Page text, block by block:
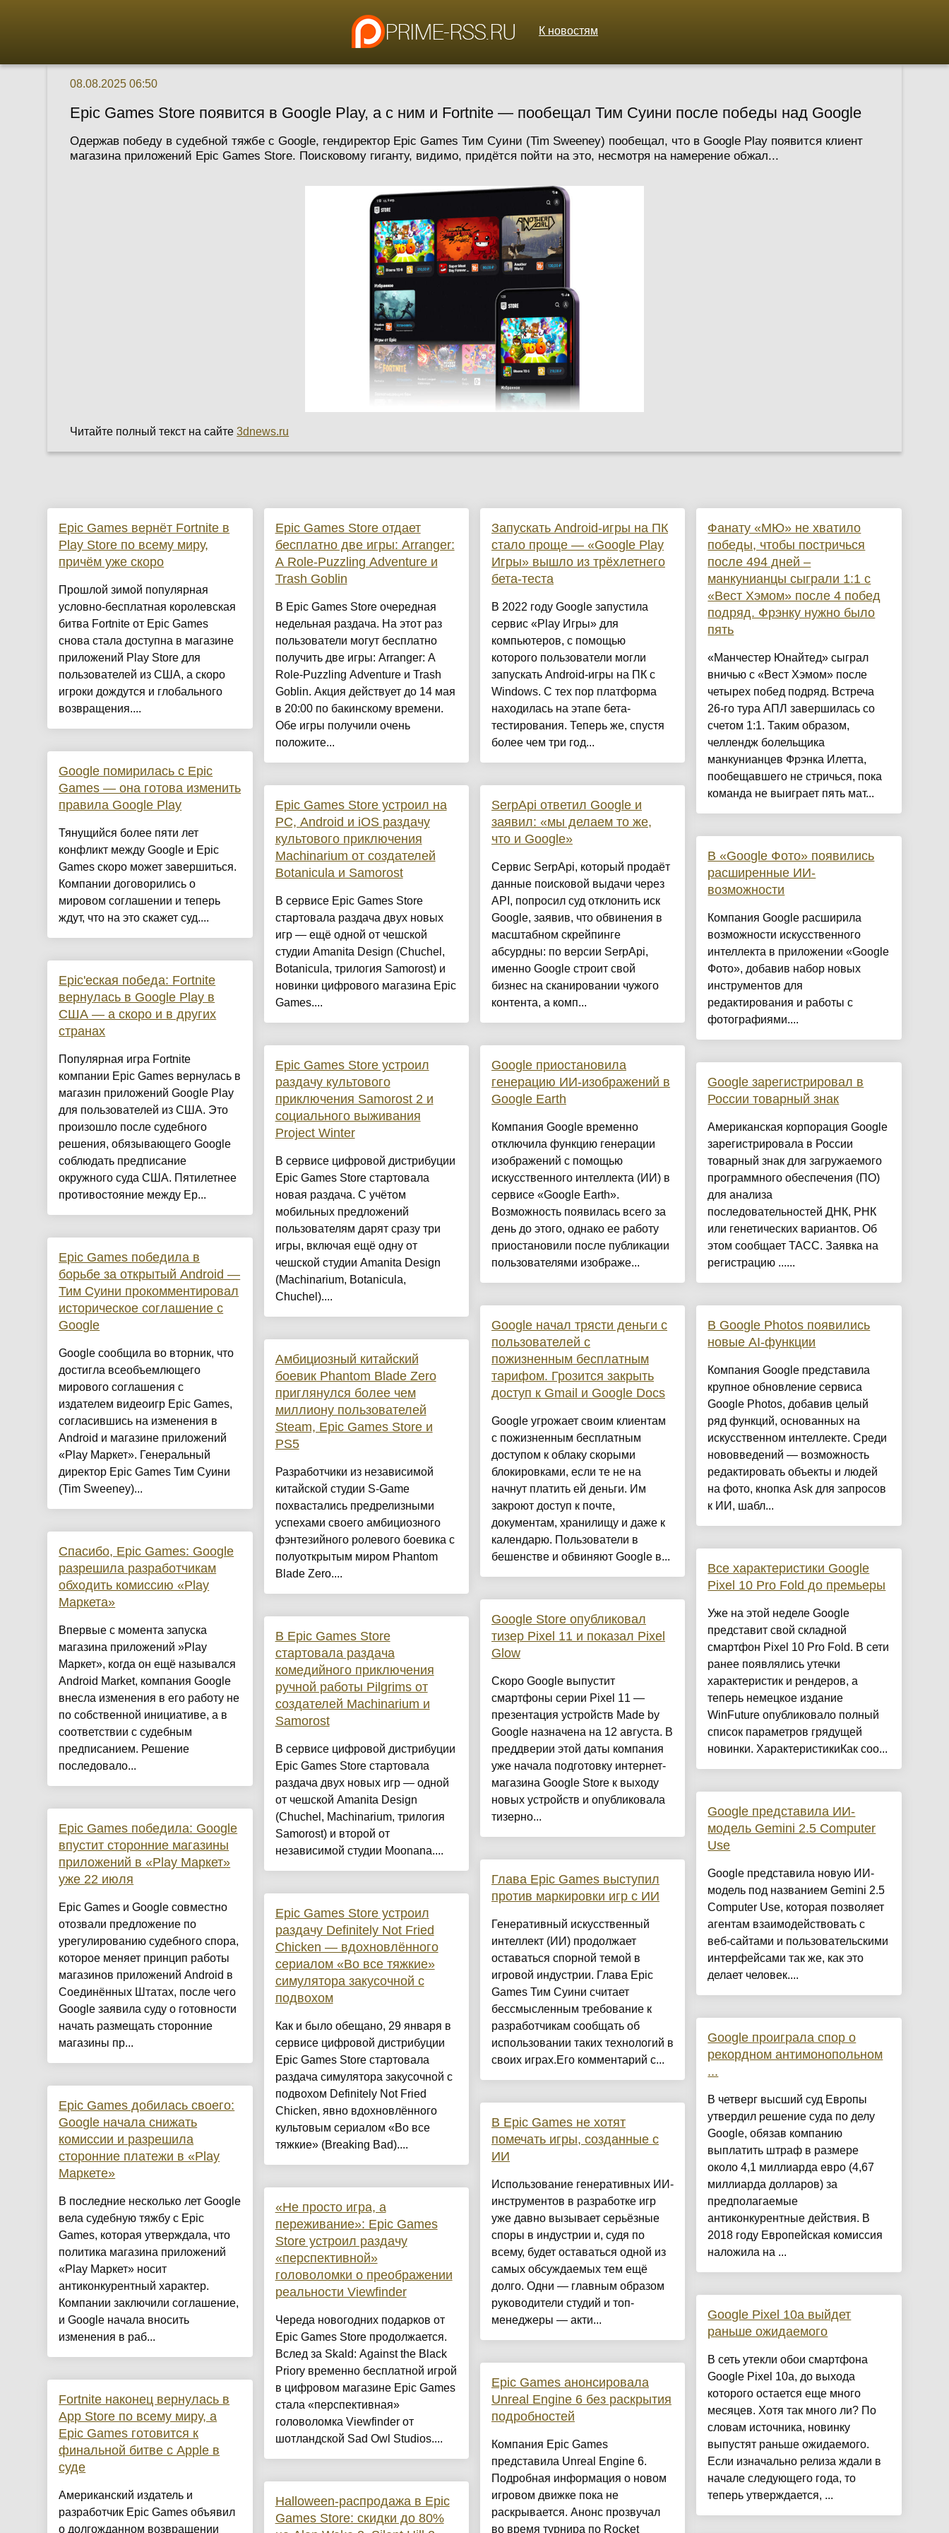
К новостям
08.08.2025 06:50
Epic Games Store появится в Google Play, а с ним и Fortnite — пообещал Тим Суини после победы над Google
Одержав победу в судебной тяжбе с Google, гендиректор Epic Games Тим Суини (Tim Sweeney) пообещал, что в Google Play появится клиент
магазина приложений Epic Games Store. Поисковому гиганту, видимо, придётся пойти на это, несмотря на намерение обжал...
Читайте полный текст на сайте3dnews.ru
Epic Games вернёт Fortnite в
Play Store по всему миру,
причём уже скоро
Прошлой зимой популярная
условно-бесплатная королевская
битва Fortnite от Epic Games
снова стала доступна в магазине
приложений Play Store для
пользователей из США, а скоро
игроки дождутся и глобального
возвращения....
Google помирилась с Epic
Games — она готова изменить
правила Google Play
Тянущийся более пяти лет
конфликт между Google и Epic
Games скоро может завершиться.
Компании договорились о
мировом соглашении и теперь
ждут, что на это скажет суд....
Epic'еская победа: Fortnite
вернулась в Google Play в
США — а скоро и в других
странах
Популярная игра Fortnite
компании Epic Games вернулась в
магазин приложений Google Play
для пользователей из США. Это
произошло после судебного
решения, обязывающего Google
соблюдать предписание
окружного суда США. Пятилетнее
противостояние между Ep...
Epic Games победила в
борьбе за открытый Android —
Тим Суини прокомментировал
историческое соглашение с
Google
Google сообщила во вторник, что
достигла всеобъемлющего
мирового соглашения с
издателем видеоигр Epic Games,
согласившись на изменения в
Android и магазине приложений
«Play Маркет». Генеральный
директор Epic Games Тим Суини
(Tim Sweeney)...
Спасибо, Epic Games: Google
разрешила разработчикам
обходить комиссию «Play
Маркета»
Впервые с момента запуска
магазина приложений »Play
Маркет», когда он ещё назывался
Android Market, компания Google
внесла изменения в его работу не
по собственной инициативе, а в
соответствии с судебным
предписанием. Решение
последовало...
Epic Games победила: Google
впустит сторонние магазины
приложений в «Play Маркет»
уже 22 июля
Epic Games и Google совместно
отозвали предложение по
урегулированию судебного спора,
которое меняет принцип работы
магазинов приложений Android в
Соединённых Штатах, после чего
Google заявила суду о готовности
начать размещать сторонние
магазины пр...
Epic Games добилась своего:
Google начала снижать
комиссии и разрешила
сторонние платежи в «Play
Маркете»
В последние несколько лет Google
вела судебную тяжбу с Epic
Games, которая утверждала, что
политика магазина приложений
«Play Маркет» носит
антиконкурентный характер.
Компании заключили соглашение,
и Google начала вносить
изменения в раб...
Fortnite наконец вернулась в
App Store по всему миру, а
Epic Games готовится к
финальной битве с Apple в
суде
Американский издатель и
разработчик Epic Games объявил
о долгожданном возвращении
Epic Games Store отдает
бесплатно две игры: Arranger:
A Role-Puzzling Adventure и
Trash Goblin
В Epic Games Store очередная
недельная раздача. На этот раз
пользователи могут бесплатно
получить две игры: Arranger: A
Role-Puzzling Adventure и Trash
Goblin. Акция действует до 14 мая
в 20:00 по бакинскому времени.
Обе игры получили очень
положите...
Epic Games Store устроил на
PC, Android и iOS раздачу
культового приключения
Machinarium от создателей
Botanicula и Samorost
В сервисе Epic Games Store
стартовала раздача двух новых
игр — ещё одной от чешской
студии Amanita Design (Chuchel,
Botanicula, трилогия Samorost) и
новинки цифрового магазина Epic
Games....
Epic Games Store устроил
раздачу культового
приключения Samorost 2 и
социального выживания
Project Winter
В сервисе цифровой дистрибуции
Epic Games Store стартовала
новая раздача. С учётом
мобильных предложений
пользователям дарят сразу три
игры, включая ещё одну от
чешской студии Amanita Design
(Machinarium, Botanicula,
Chuchel)....
Амбициозный китайский
боевик Phantom Blade Zero
приглянулся более чем
миллиону пользователей
Steam, Epic Games Store и
PS5
Разработчики из независимой
китайской студии S-Game
похвастались предрелизными
успехами своего амбициозного
фэнтезийного ролевого боевика с
полуоткрытым миром Phantom
Blade Zero....
В Epic Games Store
стартовала раздача
комедийного приключения
ручной работы Pilgrims от
создателей Machinarium и
Samorost
В сервисе цифровой дистрибуции
Epic Games Store стартовала
раздача двух новых игр — одной
от чешской Amanita Design
(Chuchel, Machinarium, трилогия
Samorost) и второй от
независимой студии Moonana....
Epic Games Store устроил
раздачу Definitely Not Fried
Chicken — вдохновлённого
сериалом «Во все тяжкие»
симулятора закусочной с
подвохом
Как и было обещано, 29 января в
сервисе цифровой дистрибуции
Epic Games Store стартовала
раздача симулятора закусочной с
подвохом Definitely Not Fried
Chicken, явно вдохновлённого
культовым сериалом «Во все
тяжкие» (Breaking Bad)....
«Не просто игра, а
переживание»: Epic Games
Store устроил раздачу
«перспективной»
головоломки о преображении
реальности Viewfinder
Череда новогодних подарков от
Epic Games Store продолжается.
Вслед за Skald: Against the Black
Priory временно бесплатной игрой
в цифровом магазине Epic Games
стала «перспективная»
головоломка Viewfinder от
шотландской Sad Owl Studios....
Halloween-распродажа в Epic
Games Store: скидки до 80%
Запускать Android-игры на ПК
стало проще — «Google Play
Игры» вышло из трёхлетнего
бета-теста
В 2022 году Google запустила
сервис «Play Игры» для
компьютеров, с помощью
которого пользователи могли
запускать Android-игры на ПК с
Windows. С тех пор платформа
находилась на этапе бета-
тестирования. Теперь же, спустя
более чем три год...
SerpApi ответил Google и
заявил: «мы делаем то же,
что и Google»
Сервис SerpApi, который продаёт
данные поисковой выдачи через
API, попросил суд отклонить иск
Google, заявив, что обвинения в
масштабном скрейпинге
абсурдны: по версии SerpApi,
именно Google строит свой
бизнес на сканировании чужого
контента, а комп...
Google приостановила
генерацию ИИ-изображений в
Google Earth
Компания Google временно
отключила функцию генерации
изображений с помощью
искусственного интеллекта (ИИ) в
сервисе «Google Earth».
Возможность появилась всего за
день до этого, однако ее работу
приостановили после публикации
пользователями изображе...
Google начал трясти деньги с
пользователей с
пожизненным бесплатным
тарифом. Грозится закрыть
доступ к Gmail и Google Docs
Google угрожает своим клиентам
с пожизненным бесплатным
доступом к облаку скорыми
блокировками, если те не на
начнут платить ей деньги. Им
закроют доступ к почте,
документам, хранилищу и даже к
календарю. Пользователи в
бешенстве и обвиняют Google в...
Google Store опубликовал
тизер Pixel 11 и показал Pixel
Glow
Скоро Google выпустит
смартфоны серии Pixel 11 —
презентация устройств Made by
Google назначена на 12 августа. В
преддверии этой даты компания
уже начала подготовку интернет-
магазина Google Store к выходу
новых устройств и опубликовала
тизерно...
Глава Epic Games выступил
против маркировки игр с ИИ
Генеративный искусственный
интеллект (ИИ) продолжает
оставаться спорной темой в
игровой индустрии. Глава Epic
Games Тим Суини считает
бессмысленным требование к
разработчикам сообщать об
использовании таких технологий в
своих играх.Его комментарий с...
В Epic Games не хотят
помечать игры, созданные с
ИИ
Использование генеративных ИИ-
инструментов в разработке игр
уже давно вызывает серьёзные
споры в индустрии и, судя по
всему, будет оставаться одной из
самых обсуждаемых тем ещё
долго. Одни — главным образом
руководители студий и топ-
менеджеры — акти...
Epic Games анонсировала
Unreal Engine 6 без раскрытия
подробностей
Компания Epic Games
представила Unreal Engine 6.
Подробная информация о новом
игровом движке пока не
раскрывается. Анонс прозвучал
во время турнира по Rocket
Фанату «МЮ» не хватило
победы, чтобы постричься
после 494 дней –
манкунианцы сыграли 1:1 с
«Вест Хэмом» после 4 побед
подряд. Фрэнку нужно было
пять
«Манчестер Юнайтед» сыграл
вничью с «Вест Хэмом» после
четырех побед подряд. Встреча
26-го тура АПЛ завершилась со
счетом 1:1. Таким образом,
челлендж болельщика
манкунианцев Фрэнка Илетта,
пообещавшего не стричься, пока
команда не выиграет пять мат...
В «Google Фото» появились
расширенные ИИ-
возможности
Компания Google расширила
возможности искусственного
интеллекта в приложении «Google
Фото», добавив набор новых
инструментов для
редактирования и работы с
фотографиями....
Google зарегистрировал в
России товарный знак
Американская корпорация Google
зарегистрировала в России
товарный знак для загружаемого
программного обеспечения (ПО)
для анализа
последовательностей ДНК, РНК
или генетических вариантов. Об
этом сообщает ТАСС. Заявка на
регистрацию ......
В Google Photos появились
новые AI-функции
Компания Google представила
крупное обновление сервиса
Google Photos, добавив целый
ряд функций, основанных на
искусственном интеллекте. Среди
нововведений — возможность
редактировать объекты и людей
на фото, кнопка Ask для запросов
к ИИ, шабл...
Все характеристики Google
Pixel 10 Pro Fold до премьеры
Уже на этой неделе Google
представит свой складной
смартфон Pixel 10 Pro Fold. В сети
ранее появлялись утечки
характеристик и рендеров, а
теперь немецкое издание
WinFuture опубликовало полный
список параметров грядущей
новинки. ХарактеристикиКак соо...
Google представила ИИ-
модель Gemini 2.5 Computer
Use
Google представила новую ИИ-
модель под названием Gemini 2.5
Computer Use, которая позволяет
агентам взаимодействовать с
веб-сайтами и пользовательскими
интерфейсами так же, как это
делает человек....
Google проиграла спор о
рекордном антимонопольном
...
В четверг высший суд Европы
утвердил решение суда по делу
Google, обязав компанию
выплатить штраф в размере
около 4,1 миллиарда евро (4,67
миллиарда долларов) за
предполагаемые
антиконкурентные действия. В
2018 году Европейская комиссия
наложила на ...
Google Pixel 10a выйдет
раньше ожидаемого
В сеть утекли обои смартфона
Google Pixel 10a, до выхода
которого остается еще много
месяцев. Хотя так много ли? По
словам источника, новинку
выпустят раньше ожидаемого.
Если изначально релиза ждали в
начале следующего года, то
теперь утверждается, ...